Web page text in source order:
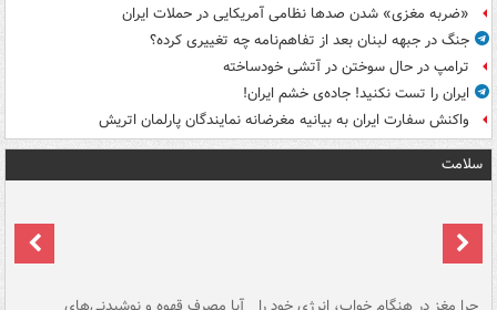
«ضربه مغزی» شدن صدها نظامی آمریکایی در حملات ایران
جنگ در جبهه لبنان بعد از تفاهم‌نامه چه تغییری کرده؟
ترامپ در حال سوختن در آتشی خودساخته
ایران را تست نکنید! جاده‌ی خشم ایران!
واکنش سفارت ایران به بیانیه مغرضانه نمایندگان پارلمان اتریش
سلامت